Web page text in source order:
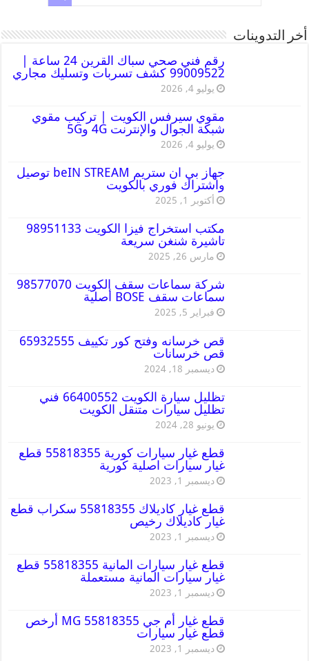
أخر التدوينات
رقم فني صحي سباك القرين 24 ساعة |
99009522 كشف تسربات وتسليك مجاري
يوليو 4, 2026
مقوي سيرفس الكويت | تركيب مقوي
شبكة الجوال والإنترنت 4G و5G
يوليو 4, 2026
جهاز بي ان ستريم beIN STREAM توصيل
واشتراك فوري بالكويت
أكتوبر 1, 2025
مكتب استخراج فيزا الكويت 98951133
تاشيرة شنغن سريعة
مارس 26, 2025
شركة سماعات سقف الكويت 98577070
سماعات سقف BOSE أصلية
فبراير 5, 2025
قص خرسانه وفتح كور تكييف 65932555
قص خرسانات
ديسمبر 18, 2024
تظليل سيارة الكويت 66400552 فني
تظليل سيارات متنقل الكويت
يونيو 28, 2024
قطع غيار سيارات كورية 55818355 قطع
غيار سيارات اصلية كورية
ديسمبر 1, 2023
قطع غيار كاديلاك 55818355 سكراب قطع
غيار كاديلاك رخيص
ديسمبر 1, 2023
قطع غيار سيارات المانية 55818355 قطع
غيار سيارات المانية مستعملة
ديسمبر 1, 2023
قطع غيار أم جي MG 55818355 أرخص
قطع غيار سيارات
ديسمبر 1, 2023